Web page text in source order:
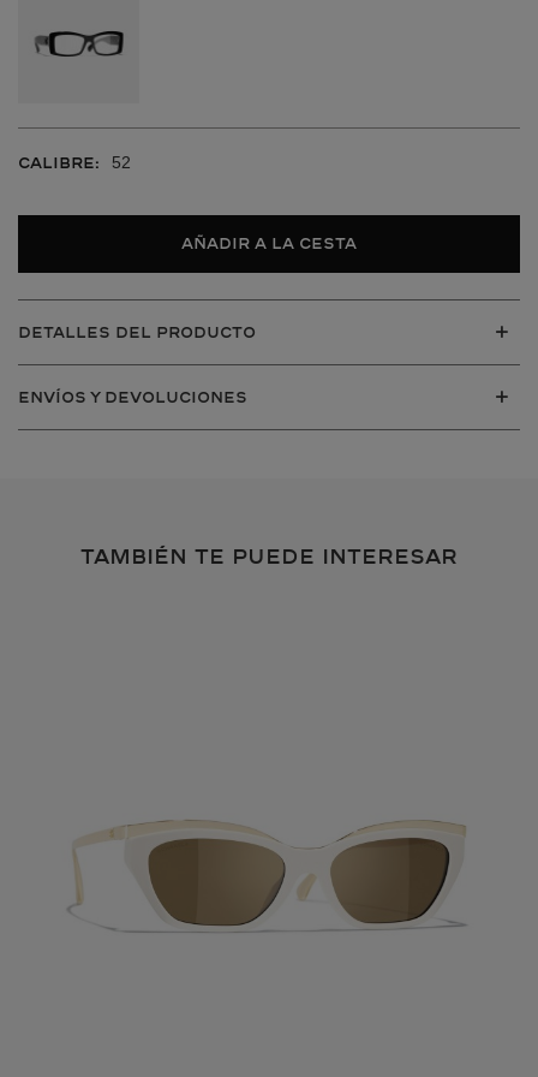
VER TODOS
CALIBRE: 52
Añadir a la cesta
DETALLES DEL PRODUCTO
ENVÍOS Y DEVOLUCIONES
TAMBIÉN TE PUEDE INTERESAR